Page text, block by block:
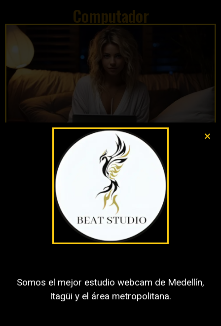
Computador
Una pc moderna que ejecute Windows o Mac. Te recomendamos
una computadora con un procesador i7 o similar, con 8 GB de RAM o
más. Comunícate con nosotros si si desea recibir asesoramiento
para elegir tu pc ideal.
Cámara web
Somos el mejor estudio webcam de Medellín,
Itagüi y el área metropolitana.